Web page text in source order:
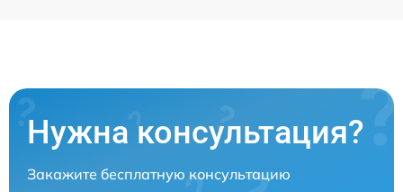
Нужна консультация?
Закажите бесплатную консультацию